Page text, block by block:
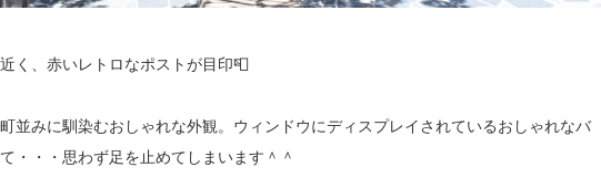
く、赤いレトロなポストが目印📮
並みに馴染むおしゃれな外観。ウィンドウにディスプレイされているおしゃれなバ
・・・思わず足を止めてしまいます＾＾